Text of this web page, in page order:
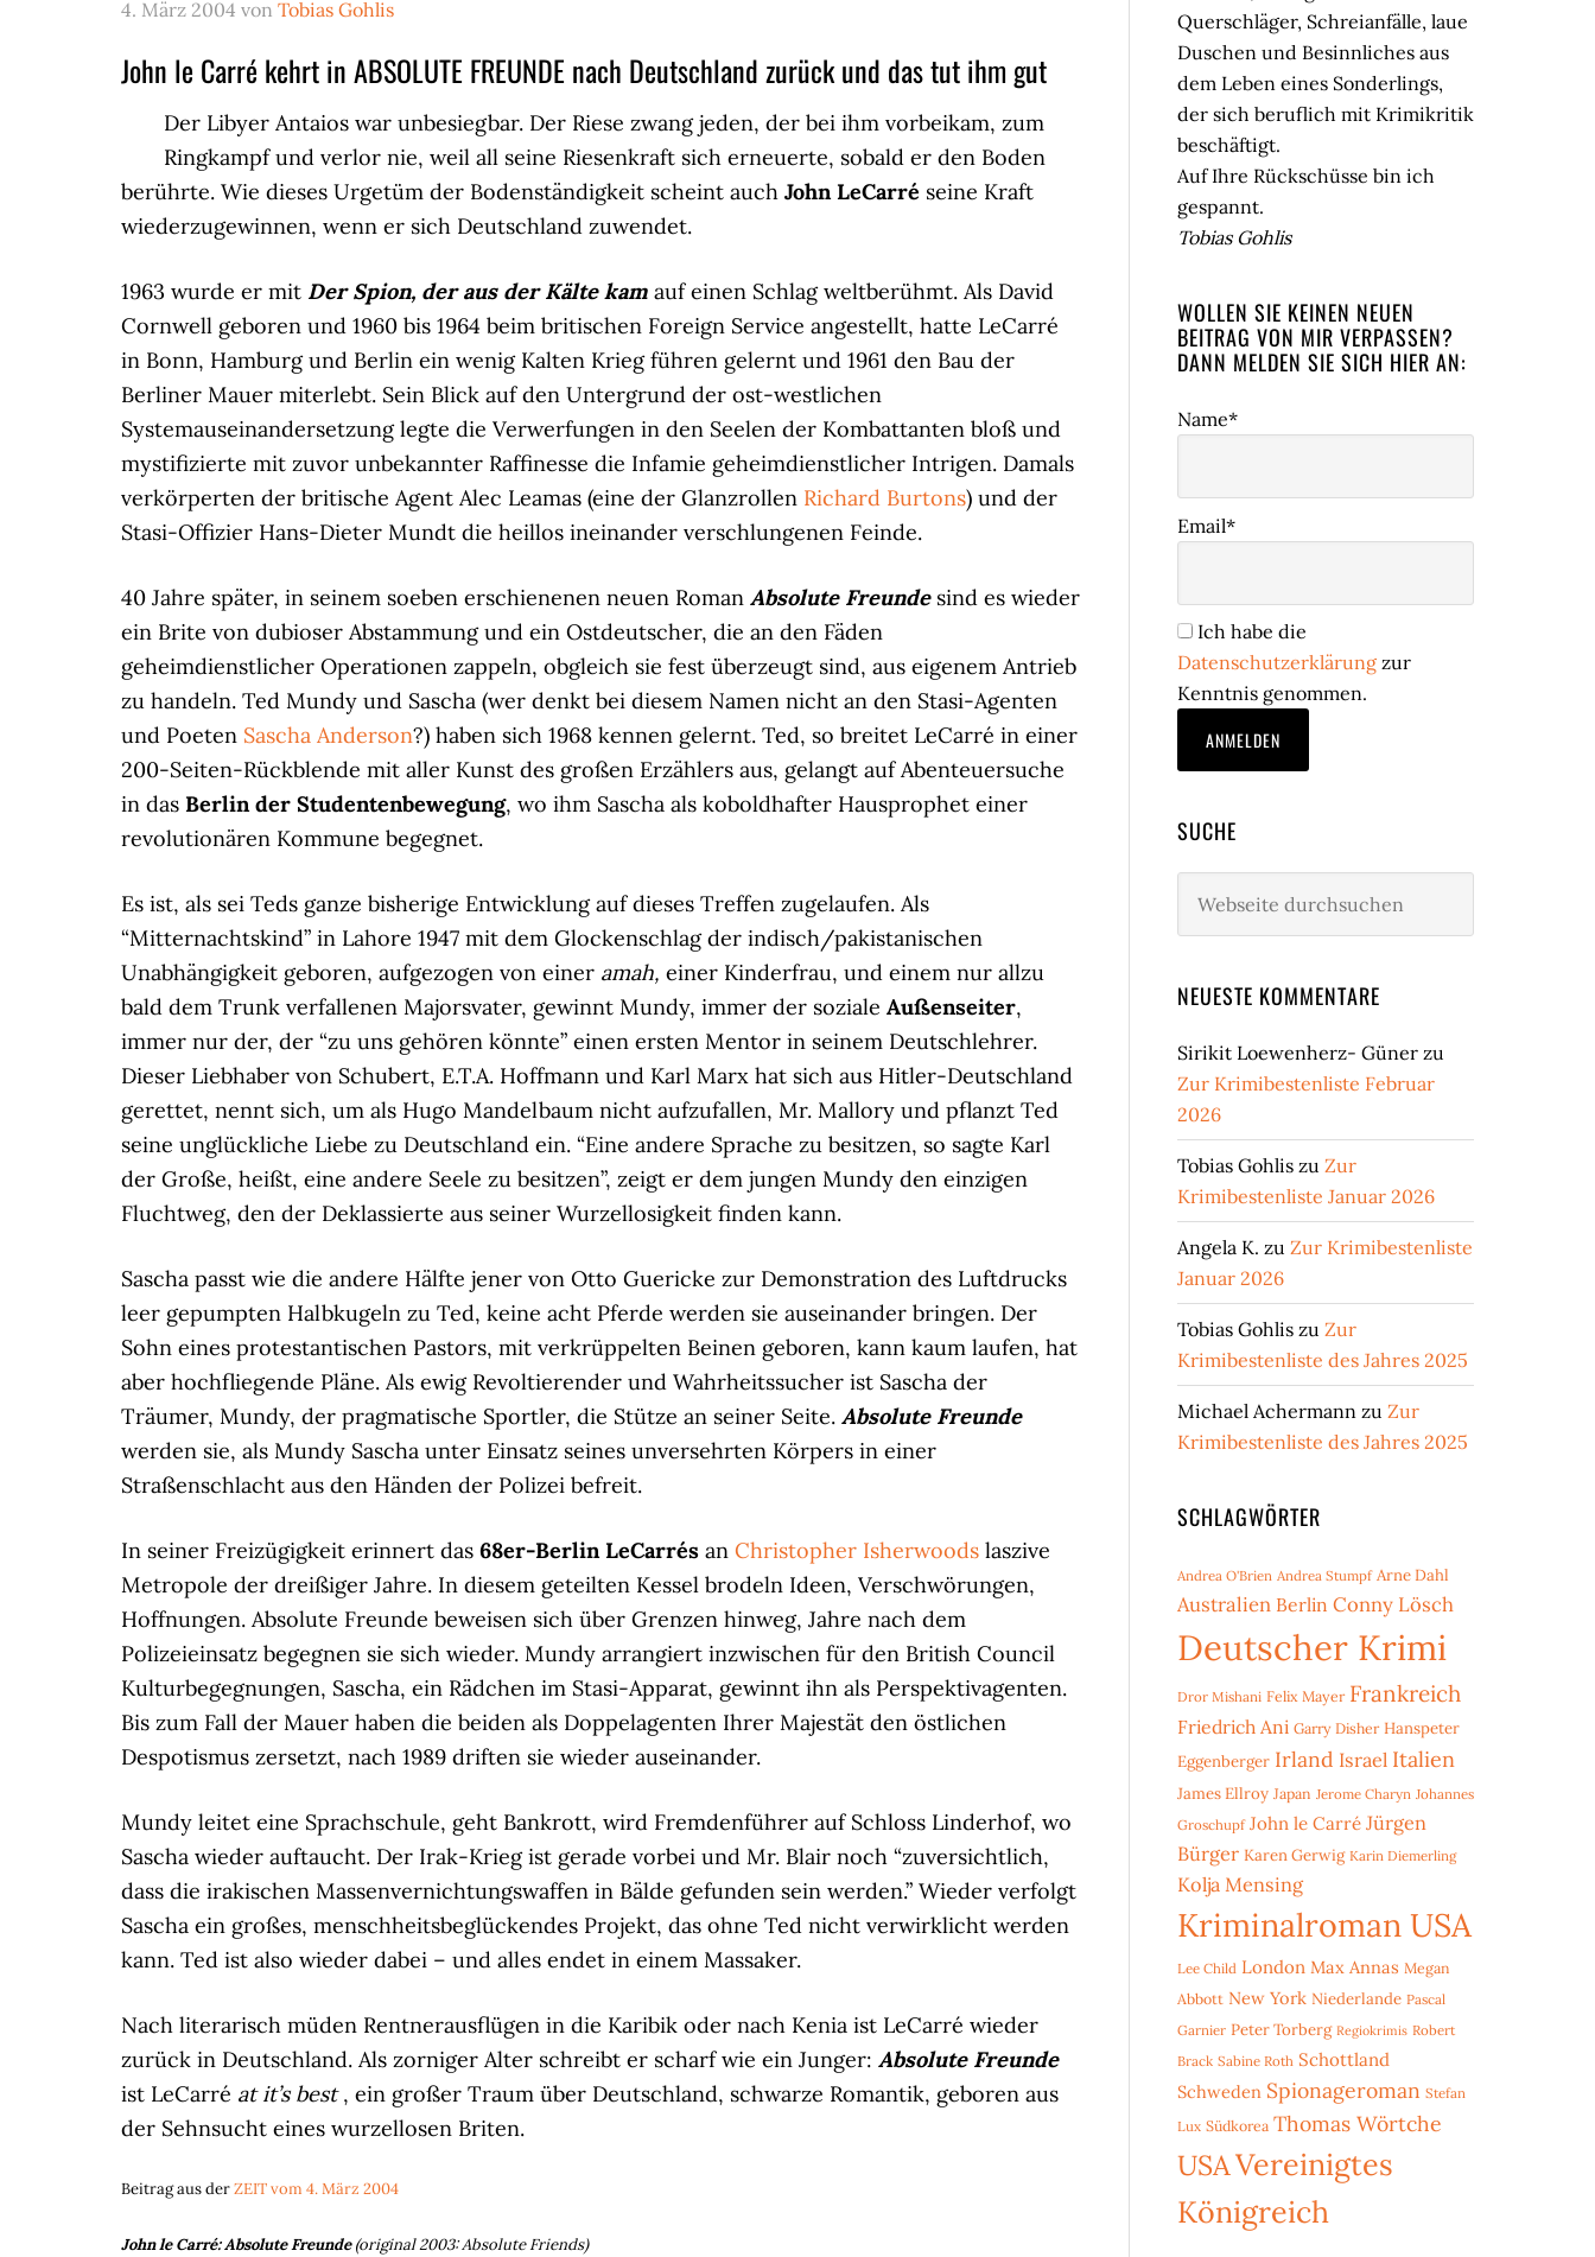
4. März 2004 von Tobias Gohlis
John le Carré kehrt in ABSOLUTE FREUNDE nach Deutschland zurück und das tut ihm gut
Der Libyer Antaios war unbesiegbar. Der Riese zwang jeden, der bei ihm vorbeikam, zum
Ringkampf und verlor nie, weil all seine Riesenkraft sich erneuerte, sobald er den Boden
berührte. Wie dieses Urgetüm der Bodenständigkeit scheint auch John LeCarré seine Kraft
wiederzugewinnen, wenn er sich Deutschland zuwendet.
1963 wurde er mit Der Spion, der aus der Kälte kam auf einen Schlag weltberühmt. Als David
Cornwell geboren und 1960 bis 1964 beim britischen Foreign Service angestellt, hatte LeCarré
in Bonn, Hamburg und Berlin ein wenig Kalten Krieg führen gelernt und 1961 den Bau der
Berliner Mauer miterlebt. Sein Blick auf den Untergrund der ost-westlichen
Systemauseinandersetzung legte die Verwerfungen in den Seelen der Kombattanten bloß und
mystifizierte mit zuvor unbekannter Raffinesse die Infamie geheimdienstlicher Intrigen. Damals
verkörperten der britische Agent Alec Leamas (eine der Glanzrollen Richard Burtons) und der
Stasi-Offizier Hans-Dieter Mundt die heillos ineinander verschlungenen Feinde.
40 Jahre später, in seinem soeben erschienenen neuen Roman Absolute Freunde sind es wieder
ein Brite von dubioser Abstammung und ein Ostdeutscher, die an den Fäden
geheimdienstlicher Operationen zappeln, obgleich sie fest überzeugt sind, aus eigenem Antrieb
zu handeln. Ted Mundy und Sascha (wer denkt bei diesem Namen nicht an den Stasi-Agenten
und Poeten Sascha Anderson?) haben sich 1968 kennen gelernt. Ted, so breitet LeCarré in einer
200-Seiten-Rückblende mit aller Kunst des großen Erzählers aus, gelangt auf Abenteuersuche
in das Berlin der Studentenbewegung, wo ihm Sascha als koboldhafter Hausprophet einer
revolutionären Kommune begegnet.
Es ist, als sei Teds ganze bisherige Entwicklung auf dieses Treffen zugelaufen. Als
“Mitternachtskind” in Lahore 1947 mit dem Glockenschlag der indisch/pakistanischen
Unabhängigkeit geboren, aufgezogen von einer amah, einer Kinderfrau, und einem nur allzu
bald dem Trunk verfallenen Majorsvater, gewinnt Mundy, immer der soziale Außenseiter,
immer nur der, der “zu uns gehören könnte” einen ersten Mentor in seinem Deutschlehrer.
Dieser Liebhaber von Schubert, E.T.A. Hoffmann und Karl Marx hat sich aus Hitler-Deutschland
gerettet, nennt sich, um als Hugo Mandelbaum nicht aufzufallen, Mr. Mallory und pflanzt Ted
seine unglückliche Liebe zu Deutschland ein. “Eine andere Sprache zu besitzen, so sagte Karl
der Große, heißt, eine andere Seele zu besitzen”, zeigt er dem jungen Mundy den einzigen
Fluchtweg, den der Deklassierte aus seiner Wurzellosigkeit finden kann.
Sascha passt wie die andere Hälfte jener von Otto Guericke zur Demonstration des Luftdrucks
leer gepumpten Halbkugeln zu Ted, keine acht Pferde werden sie auseinander bringen. Der
Sohn eines protestantischen Pastors, mit verkrüppelten Beinen geboren, kann kaum laufen, hat
aber hochfliegende Pläne. Als ewig Revoltierender und Wahrheitssucher ist Sascha der
Träumer, Mundy, der pragmatische Sportler, die Stütze an seiner Seite. Absolute Freunde
werden sie, als Mundy Sascha unter Einsatz seines unversehrten Körpers in einer
Straßenschlacht aus den Händen der Polizei befreit.
In seiner Freizügigkeit erinnert das 68er-Berlin LeCarrés an Christopher Isherwoods laszive
Metropole der dreißiger Jahre. In diesem geteilten Kessel brodeln Ideen, Verschwörungen,
Hoffnungen. Absolute Freunde beweisen sich über Grenzen hinweg, Jahre nach dem
Polizeieinsatz begegnen sie sich wieder. Mundy arrangiert inzwischen für den British Council
Kulturbegegnungen, Sascha, ein Rädchen im Stasi-Apparat, gewinnt ihn als Perspektivagenten.
Bis zum Fall der Mauer haben die beiden als Doppelagenten Ihrer Majestät den östlichen
Despotismus zersetzt, nach 1989 driften sie wieder auseinander.
Mundy leitet eine Sprachschule, geht Bankrott, wird Fremdenführer auf Schloss Linderhof, wo
Sascha wieder auftaucht. Der Irak-Krieg ist gerade vorbei und Mr. Blair noch “zuversichtlich,
dass die irakischen Massenvernichtungswaffen in Bälde gefunden sein werden.” Wieder verfolgt
Sascha ein großes, menschheitsbeglückendes Projekt, das ohne Ted nicht verwirklicht werden
kann. Ted ist also wieder dabei – und alles endet in einem Massaker.
Nach literarisch müden Rentnerausflügen in die Karibik oder nach Kenia ist LeCarré wieder
zurück in Deutschland. Als zorniger Alter schreibt er scharf wie ein Junger: Absolute Freunde
ist LeCarré at it’s best, ein großer Traum über Deutschland, schwarze Romantik, geboren aus
der Sehnsucht eines wurzellosen Briten.
Beitrag aus derZEIT vom 4. März 2004
John le Carré: Absolute Freunde(original 2003: Absolute Friends)
Querschläger, Schreianfälle, laue
Duschen und Besinnliches aus
dem Leben eines Sonderlings,
der sich beruflich mit Krimikritik
beschäftigt.
Auf Ihre Rückschüsse bin ich
gespannt.
Tobias Gohlis
WOLLEN SIE KEINEN NEUEN
BEITRAG VON MIR VERPASSEN?
DANN MELDEN SIE SICH HIER AN:
Name*
Email*
Ich habe die
Datenschutzerklärung zur
Kenntnis genommen.
SUCHE
durchsuchen
NEUESTE KOMMENTARE
Sirikit Loewenherz- Güner zu
Zur Krimibestenliste Februar
2026
Tobias Gohlis zu Zur
Krimibestenliste Januar 2026
Angela K. zu Zur Krimibestenliste
Januar 2026
Tobias Gohlis zu Zur
Krimibestenliste des Jahres 2025
Michael Achermann zu Zur
Krimibestenliste des Jahres 2025
SCHLAGWÖRTER
Andrea O'Brien Andrea Stumpf Arne Dahl
Australien Berlin Conny Lösch
Deutscher Krimi
Dror Mishani Felix Mayer Frankreich
Friedrich Ani Garry Disher Hanspeter
Eggenberger Irland Israel Italien
James Ellroy Japan Jerome Charyn Johannes
Groschupf John le Carré Jürgen
Bürger Karen Gerwig Karin Diemerling
Kolja Mensing
Kriminalroman USA
Lee Child London Max Annas Megan
Abbott New York Niederlande Pascal
Garnier Peter Torberg Regiokrimis Robert
Brack Sabine Roth Schottland
Schweden Spionageroman Stefan
Lux Südkorea Thomas Wörtche
USAVereinigtes
Königreich